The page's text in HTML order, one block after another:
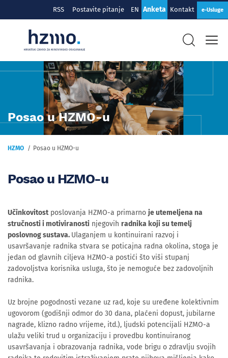
RSS Postavite pitanje EN Anketa Kontakt e-Usluge
Posao u HZMO-u
HZMO Posao u HZMO-u
Posao u HZMO-u
Učinkovitostposlovanja HZMO-a primarno je utemeljena na
stručnosti i motiviranosti njegovih radnika koji su temelj
poslovnog sustava. Ulaganjem u kontinuirani razvoj i
usavršavanje radnika stvara se poticajna radna okolina, stoga je
jedan od glavnih ciljeva HZMO-a postići što viši stupanj
zadovoljstva korisnika usluga, što je nemoguće bez zadovoljnih
radnika.
Uz brojne pogodnosti vezane uz rad, koje su uređene kolektivnim
ugovorom (godišnji odmor do 30 dana, plaćeni dopust, jubilarne
nagrade, klizno radno vrijeme, itd.), ljudski potencijali HZMO-a
ulažu veliki trud u organizaciju i provedbu kontinuiranog
usavršavanja i obrazovanja radnika, vode brigu o zdravlju svojih